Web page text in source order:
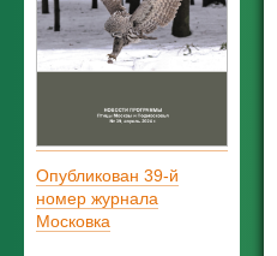
Опубликован 39-й
номер журнала
Московка